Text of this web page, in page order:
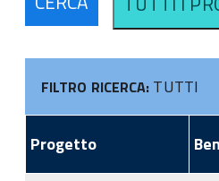
FILTRO RICERCA: TUTTI
Progetto